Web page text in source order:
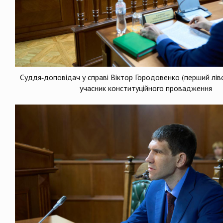
Суддя-доповідач у справі Віктор Городовенко (перший
учасник конституційного провадження